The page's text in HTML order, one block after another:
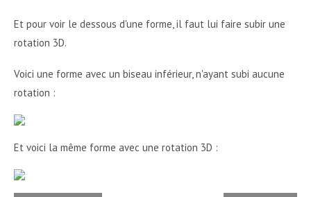
Et pour voir le dessous d'une forme, il faut lui faire subir une
rotation 3D.
Voici une forme avec un biseau inférieur, n'ayant subi aucune
rotation :
Et voici la même forme avec une rotation 3D :